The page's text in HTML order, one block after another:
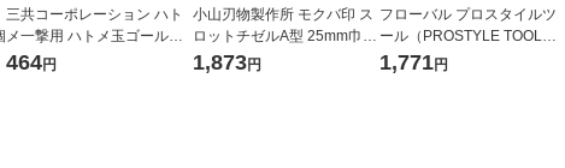
三共コーポレーション ハト
メ一撃用 ハトメ玉ゴールド
2500 P-BSD 1袋(12組入)
464円
小山刃物製作所 モクバ印 ス
ロットチゼルA型 25mm巾×2
40mm (ブリスターパック入
1,873円
フローバル プロスタイルツ
ール（PROSTYLE TOOL）
ボルトクリッパー 300 GK-1
1,771円